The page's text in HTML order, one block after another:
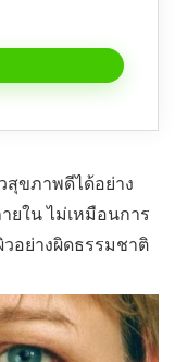
สุขภาพดีได้อย่าง
ายใน ไม่เหมือนการ
อย่างผิดธรรมชาติ